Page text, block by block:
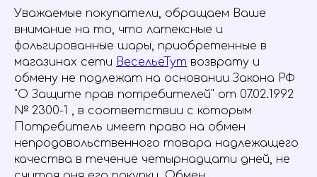
Уважаемые покупатели, обращаем Ваше
внимание на то, что латексные и
фольгированные шары, приобретенные в
магазинах сети ВесельеТут возврату и
обмену не подлежат на основании Закона РФ
"О Защите прав потребителей" от 07.02.1992
№ 2300-1 , в соответствии с которым
Потребитель имеет право на обмен
непродовольственного товара надлежащего
качества в течение четырнадцати дней, не